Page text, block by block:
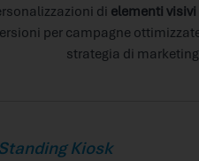
di elementi
per campagne
strategia di
Kiosk